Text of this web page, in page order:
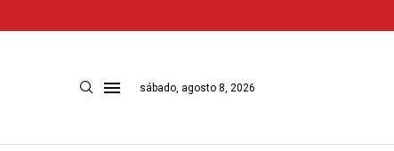
sábado, agosto 8, 2026